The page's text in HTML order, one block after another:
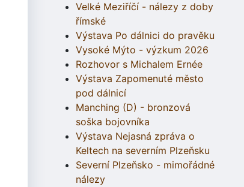
Velké Meziříčí - nálezy z doby
římské
Výstava Po dálnici do pravěku
Vysoké Mýto - výzkum 2026
Rozhovor s Michalem Ernée
Výstava Zapomenuté město
pod dálnicí
Manching (D) - bronzová
soška bojovníka
Výstava Nejasná zpráva o
Keltech na severním Plzeňsku
Severní Plzeňsko - mimořádné
nálezy